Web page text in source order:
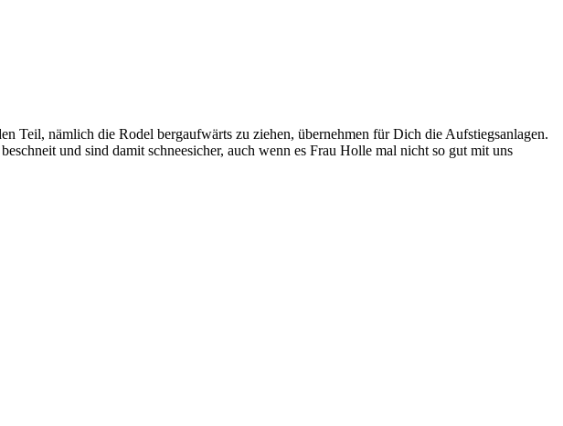
Teil, nämlich die Rodel bergaufwärts zu ziehen, übernehmen für Dich die Aufstiegsanlagen.
und sind damit schneesicher, auch wenn es Frau Holle mal nicht so gut mit uns